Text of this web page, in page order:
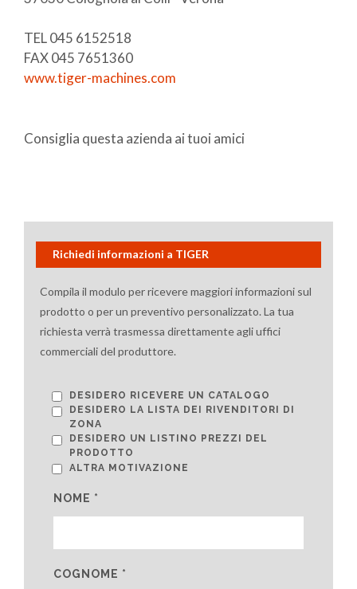
TEL 045 6152518
FAX 045 7651360
www.tiger-machines.com
Consiglia questa azienda ai tuoi amici
Richiedi informazioni a TIGER
Compila il modulo per ricevere maggiori informazioni sul
prodotto o per un preventivo personalizzato. La tua
richiesta verrà trasmessa direttamente agli uffici
commerciali del produttore.
DESIDERO RICEVERE UN CATALOGO
DESIDERO LA LISTA DEI RIVENDITORI DI
ZONA
DESIDERO UN LISTINO PREZZI DEL
PRODOTTO
ALTRA MOTIVAZIONE
NOME *
COGNOME *